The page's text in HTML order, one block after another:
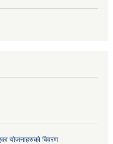
योजनाहरुको विवरण